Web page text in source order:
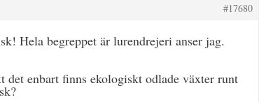
#17680
Hela begreppet är lurendrejeri anser jag.
enbart finns ekologiskt odlade växter runt